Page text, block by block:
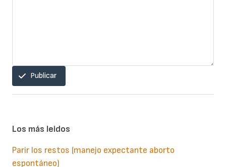
Publicar
Los más leidos
Parir los restos (manejo expectante aborto
espontáneo)